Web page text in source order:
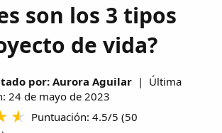
son los 3 tipos
de vida?
por: Aurora Aguilar | Última
24 de mayo de 2023
Puntuación: 4.5/5 (50